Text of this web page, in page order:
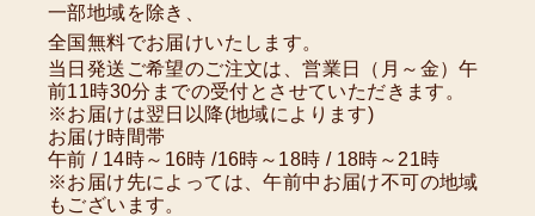
一部地域を除き、
全国無料でお届けいたします。
当日発送ご希望のご注文は、営業日（月～金）午
前11時30分までの受付とさせていただきます。
※お届けは翌日以降(地域によります)
お届け時間帯
午前 / 14時～16時 /16時～18時 / 18時～21時
※お届け先によっては、午前中お届け不可の地域
もございます。